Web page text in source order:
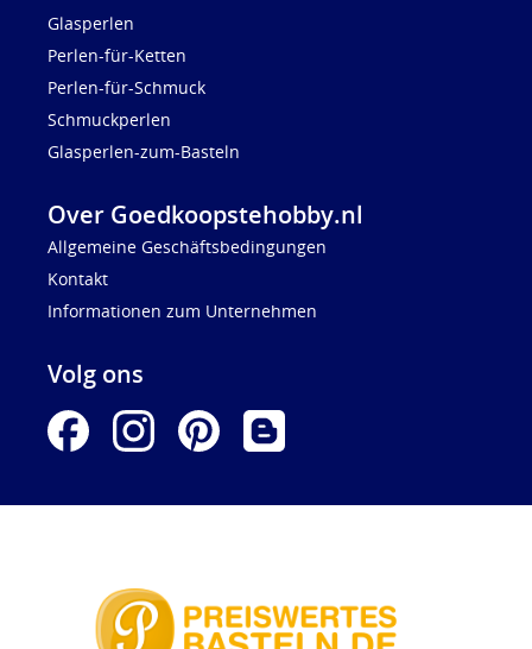
Glasperlen
Perlen-für-Ketten
Perlen-für-Schmuck
Schmuckperlen
Glasperlen-zum-Basteln
Over Goedkoopstehobby.nl
Allgemeine Geschäftsbedingungen
Kontakt
Informationen zum Unternehmen
Volg ons